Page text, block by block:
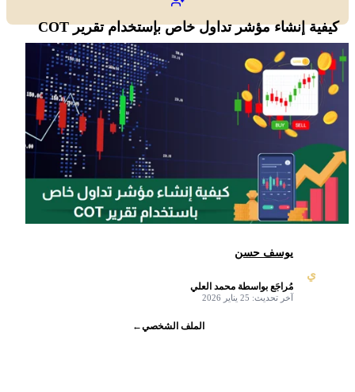
كيفية إنشاء مؤشر تداول خاص بإستخدام تقرير COT
ي
يوسف حسن
مُراجَع بواسطة محمد العلي
آخر تحديث: 25 يناير 2026
الملف الشخصي←